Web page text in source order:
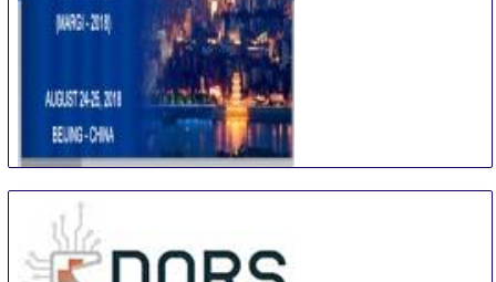
Academic Research & Global Innovation
24 Aug - 25 Aug
Beijing area
China